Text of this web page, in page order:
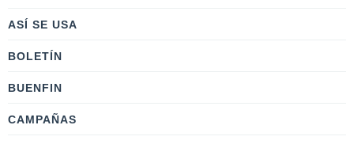
ASÍ SE USA
BOLETÍN
BUENFIN
CAMPAÑAS